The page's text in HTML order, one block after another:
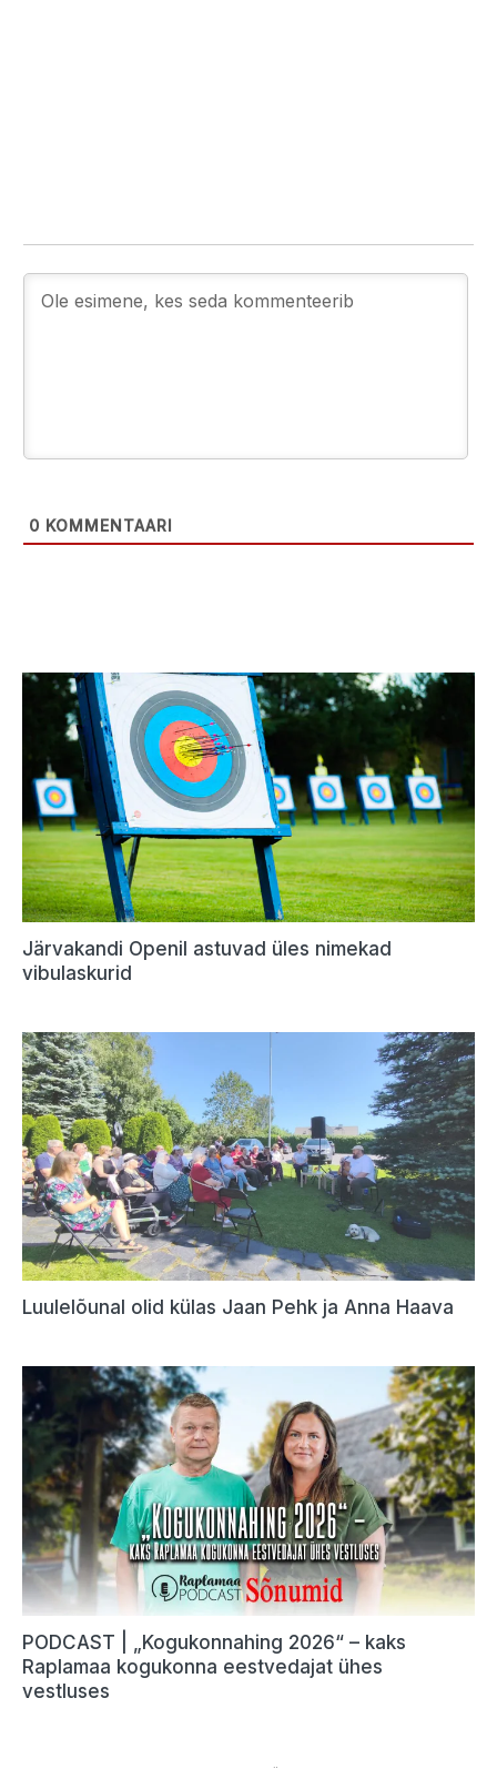
0 KOMMENTAARI
Järvakandi Openil astuvad üles nimekad
vibulaskurid
Luulelõunal olid külas Jaan Pehk ja Anna Haava
PODCAST | „Kogukonnahing 2026“ – kaks
Raplamaa kogukonna eestvedajat ühes
vestluses